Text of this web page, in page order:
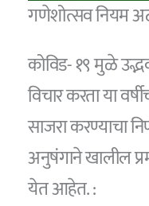
गणेशोत्सव नियम
कोविड- १९ मुळे
विचार करता या
साजरा करण्याचा
अनुषंगाने खालील
येत आहेत. :